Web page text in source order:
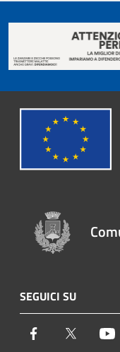
SEGUICI SU
Facebook Twitter